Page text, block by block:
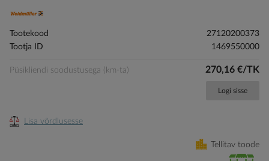
beginning
of
images
gallery
Tootekood
27120200373
Tootja ID
1469550000
Püsikliendi soodustusega (km-ta) 270,16 €/TK
Logi sisse
Lisa võrdlusesse
Tellitav toode